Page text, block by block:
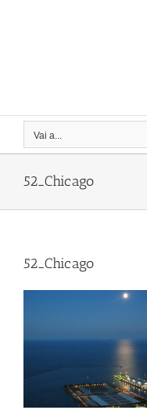
Vai a...
52_Chicago
52_Chicago